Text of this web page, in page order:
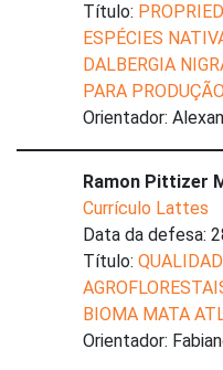
Título:
ESPÉCIES
DALBERGIA
PARA
Orientador:
Ramon Pittizer
Currículo Lattes
Data da defesa:
Título:
BIOMA MATA
Orientador: